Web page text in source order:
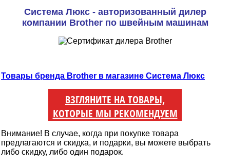
Система Люкс - авторизованный дилер
компании Brother по швейным машинам
Товары бренда Brother в магазине Система Люкс
ВЗГЛЯНИТЕ НА ТОВАРЫ,
КОТОРЫЕ МЫ РЕКОМЕНДУЕМ
Внимание! В случае, когда при покупке товара
предлагаются и скидка, и подарки, вы можете выбрать
либо скидку, либо один подарок.